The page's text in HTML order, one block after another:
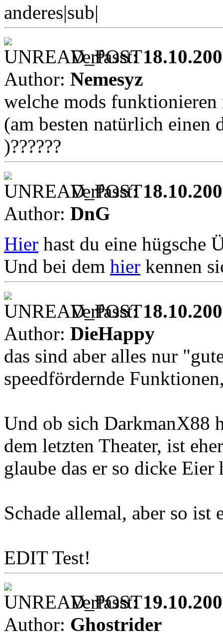
anderes|sub|
Verfasst:
Author: Nemesyz
welche mods
(am besten natürlich einen
)??????
Verfasst:
Author: DnG
Hier hast du eine hügsche
Und bei dem hier kennen
Verfasst:
Author: DieHappy
das sind aber alles nur
speedfördernde
Und ob sich DarkmanX88
dem letzten Theater, ist
glaube das er so dicke Eier
Schade allemal, aber so ist
EDIT Test!
Verfasst:
Author: Ghostrider